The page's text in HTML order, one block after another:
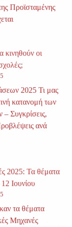
Προϊσταμένης
οι
2025 Τι μας
κατανομή των
– Συγκρίσεις,
ανά
2025: Τα θέματα
Ιουνίου
τα θέματα
Μηχανές